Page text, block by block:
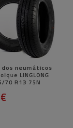
dos neumáticos
LINGLONG
70 R13 75N